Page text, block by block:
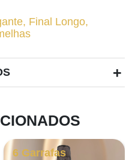
, Final Longo,
+
6 Garrafas